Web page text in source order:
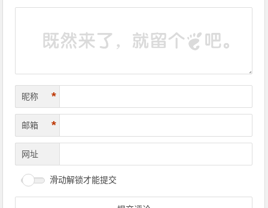
昵称 *
邮箱 *
网址
滑动解锁才能提交